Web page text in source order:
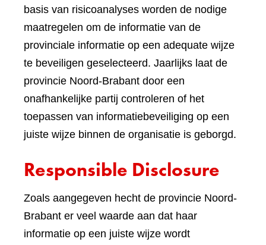
basis van risicoanalyses worden de nodige
maatregelen om de informatie van de
provinciale informatie op een adequate wijze
te beveiligen geselecteerd. Jaarlijks laat de
provincie Noord-Brabant door een
onafhankelijke partij controleren of het
toepassen van informatiebeveiliging op een
juiste wijze binnen de organisatie is geborgd.
Responsible Disclosure
Zoals aangegeven hecht de provincie Noord-
Brabant er veel waarde aan dat haar
informatie op een juiste wijze wordt